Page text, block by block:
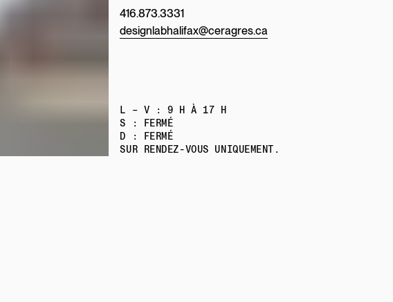
416.873.3331
designlabhalifax@ceragres.ca
L – V : 9 H À 17 H
S : FERMÉ
D : FERMÉ
SUR RENDEZ-VOUS UNIQUEMENT.